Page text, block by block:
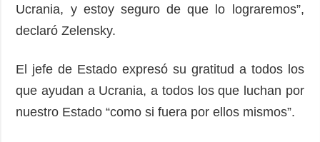
Ucrania, y estoy seguro de que lo lograremos”,
declaró Zelensky.
El jefe de Estado expresó su gratitud a todos los
que ayudan a Ucrania, a todos los que luchan por
nuestro Estado “como si fuera por ellos mismos”.